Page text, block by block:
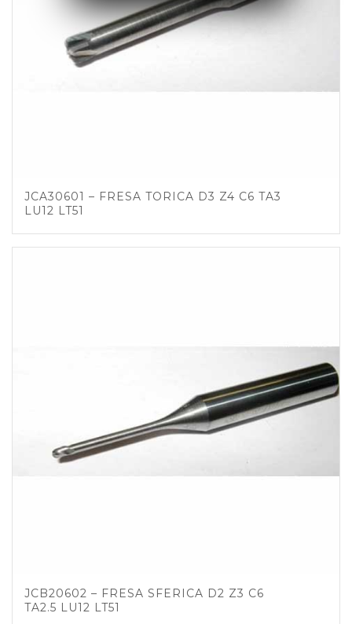
JCA30601 – FRESA TORICA D3 Z4 C6 TA3
LU12 LT51
JCB20602 – FRESA SFERICA D2 Z3 C6
TA2.5 LU12 LT51